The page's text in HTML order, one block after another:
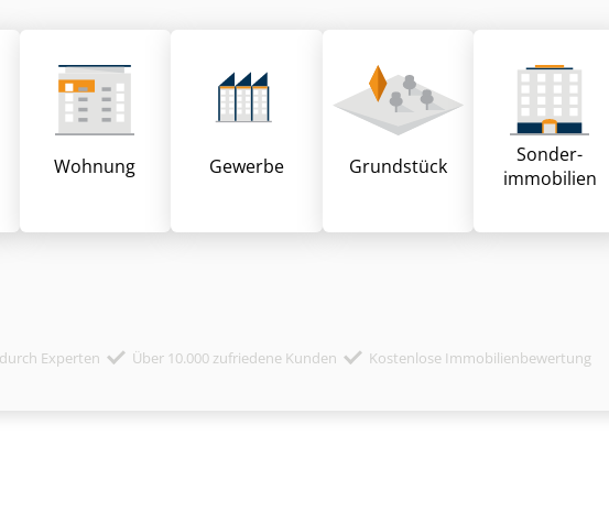
Wohnung Gewerbe Grund­stück
Sonder­
immobilien
Experten Über 10.000 zufriedene Kunden Kostenlose Immobilienbewertung